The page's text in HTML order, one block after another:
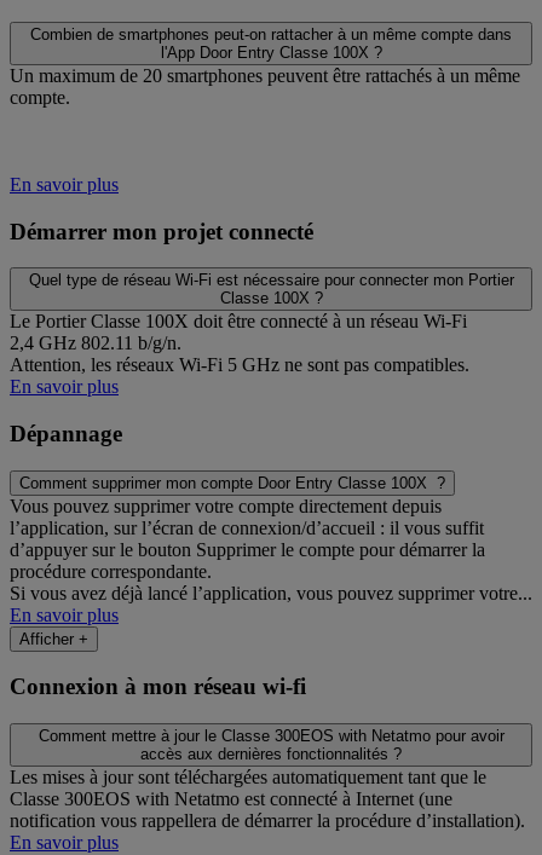
Combien de smartphones peut-on rattacher à un même compte dans
l'App Door Entry Classe 100X ?
Un maximum de 20 smartphones peuvent être rattachés à un même
compte.
En savoir plus
Démarrer mon projet connecté
Quel type de réseau Wi-Fi est nécessaire pour connecter mon Portier
Classe 100X ?
Le Portier Classe 100X doit être connecté à un réseau Wi-Fi
2,4 GHz 802.11 b/g/n.
Attention, les réseaux Wi-Fi 5 GHz ne sont pas compatibles.
En savoir plus
Dépannage
Comment supprimer mon compte Door Entry Classe 100X ?
Vous pouvez supprimer votre compte directement depuis
l’application, sur l’écran de connexion/d’accueil : il vous suffit
d’appuyer sur le bouton Supprimer le compte pour démarrer la
procédure correspondante.
Si vous avez déjà lancé l’application, vous pouvez supprimer votre...
En savoir plus
Afficher +
Connexion à mon réseau wi-fi
Comment mettre à jour le Classe 300EOS with Netatmo pour avoir
accès aux dernières fonctionnalités ?
Les mises à jour sont téléchargées automatiquement tant que le
Classe 300EOS with Netatmo est connecté à Internet (une
notification vous rappellera de démarrer la procédure d’installation).
En savoir plus